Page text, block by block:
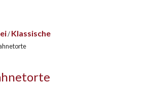
/Klassische